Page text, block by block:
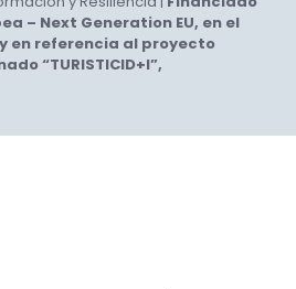
– Next Generation EU, en el
en referencia al proyecto
“TURISTICID+I”,